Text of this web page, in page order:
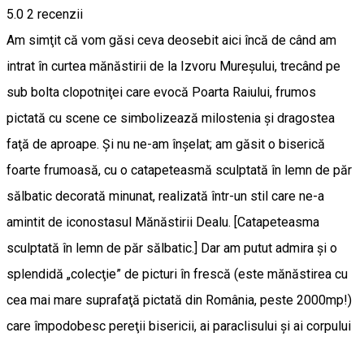
5.0 2 recenzii
Am simţit că vom găsi ceva deosebit aici încă de când am
intrat în curtea mănăstirii de la Izvoru Mureşului, trecând pe
sub bolta clopotniţei care evocă Poarta Raiului, frumos
pictată cu scene ce simbolizează milostenia şi dragostea
faţă de aproape. Şi nu ne-am înşelat; am găsit o biserică
foarte frumoasă, cu o catapeteasmă sculptată în lemn de păr
sălbatic decorată minunat, realizată într-un stil care ne-a
amintit de iconostasul Mănăstirii Dealu. [Catapeteasma
sculptată în lemn de păr sălbatic.] Dar am putut admira şi o
splendidă „colecţie” de picturi în frescă (este mănăstirea cu
cea mai mare suprafaţă pictată din România, peste 2000mp!)
care împodobesc pereţii bisericii, ai paraclisului şi ai corpului